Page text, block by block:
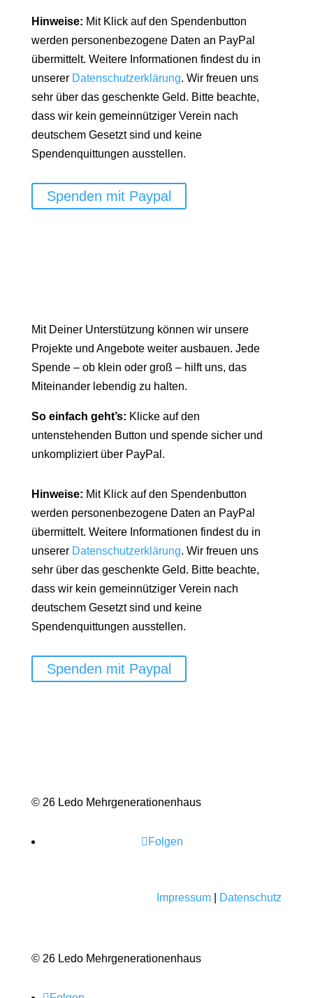
Hinweise: Mit Klick auf den Spendenbutton
werden personenbezogene Daten an PayPal
übermittelt. Weitere Informationen findest du in
unserer Datenschutzerklärung. Wir freuen uns
sehr über das geschenkte Geld. Bitte beachte,
dass wir kein gemeinnütziger Verein nach
deutschem Gesetzt sind und keine
Spendenquittungen ausstellen.
Spenden mit Paypal
Mit Deiner Unterstützung können wir unsere
Projekte und Angebote weiter ausbauen. Jede
Spende – ob klein oder groß – hilft uns, das
Miteinander lebendig zu halten.
So einfach geht’s: Klicke auf den
untenstehenden Button und spende sicher und
unkompliziert über PayPal.
Hinweise: Mit Klick auf den Spendenbutton
werden personenbezogene Daten an PayPal
übermittelt. Weitere Informationen findest du in
unserer Datenschutzerklärung. Wir freuen uns
sehr über das geschenkte Geld. Bitte beachte,
dass wir kein gemeinnütziger Verein nach
deutschem Gesetzt sind und keine
Spendenquittungen ausstellen.
Spenden mit Paypal
© 26 Ledo Mehrgenerationenhaus
Folgen
Impressum Datenschutz
© 26 Ledo Mehrgenerationenhaus